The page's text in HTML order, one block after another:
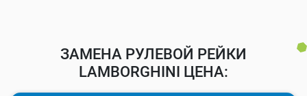
ЗАМЕНА РУЛЕВОЙ РЕЙКИ
LAMBORGHINI ЦЕНА: